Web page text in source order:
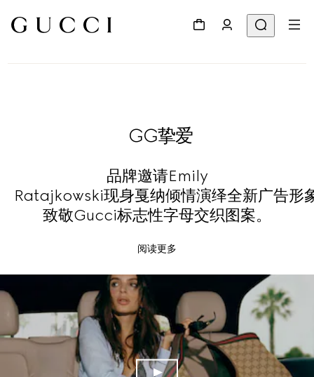
GG挚爱
品牌邀请Emily
Ratajkowski现身戛纳倾情演绎全新广告形
致敬Gucci标志性字母交织图案。
阅读更多